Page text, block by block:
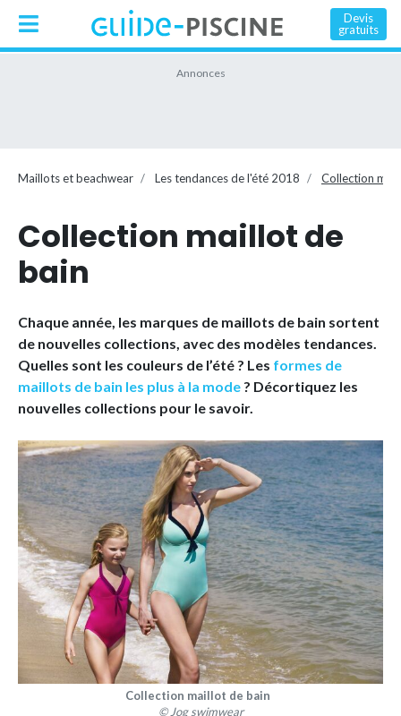
Devis
gratuits
Maillots et beachwear Les tendances de l'été 2018 Collection
Collection maillot de
bain
Chaque année, les marques de maillots de bain sortent
de nouvelles collections, avec des modèles tendances.
Quelles sont les couleurs de l’été ? Les formes de
maillots de bain les plus à la mode ? Décortiquez les
nouvelles collections pour le savoir.
Collection maillot de bain
© Jog swimwear